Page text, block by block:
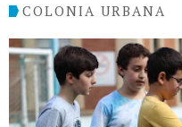
COLONIA URBANA